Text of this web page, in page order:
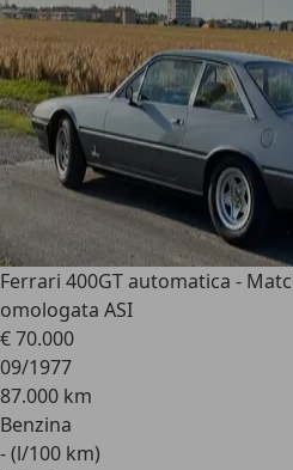
Ferrari 400GT automatica -
omologata ASI
€ 70.000
09/1977
87.000 km
Benzina
- (l/100 km)